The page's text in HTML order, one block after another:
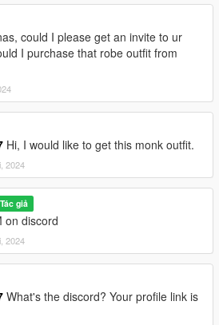
could I please get an invite to ur
I purchase that robe outfit from
Hi, I would like to get this monk outfit.
2024
Tác giả
on discord
2024
What's the discord? Your profile link is